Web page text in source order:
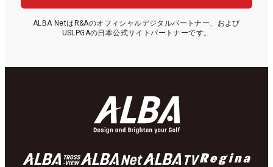
ALBA NetはR&Aのオフィシャルデジタルパートナー、および
USLPGAの日本公式サイトパートナーです。